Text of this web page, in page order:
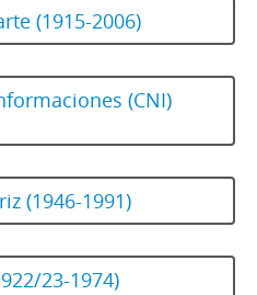
(1915-2006)
(CNI)
(1946-1991)
23-1974)